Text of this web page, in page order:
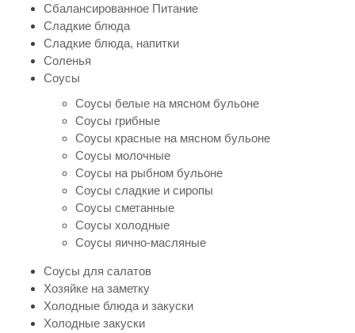
Сбалансированное Питание
Сладкие блюда
Сладкие блюда, напитки
Соленья
Соусы
Соусы белые на мясном бульоне
Соусы грибные
Соусы красные на мясном бульоне
Соусы молочные
Соусы на рыбном бульоне
Соусы сладкие и сиропы
Соусы сметанные
Соусы холодные
Соусы яично-масляные
Соусы для салатов
Хозяйке на заметку
Холодные блюда и закуски
Холодные закуски